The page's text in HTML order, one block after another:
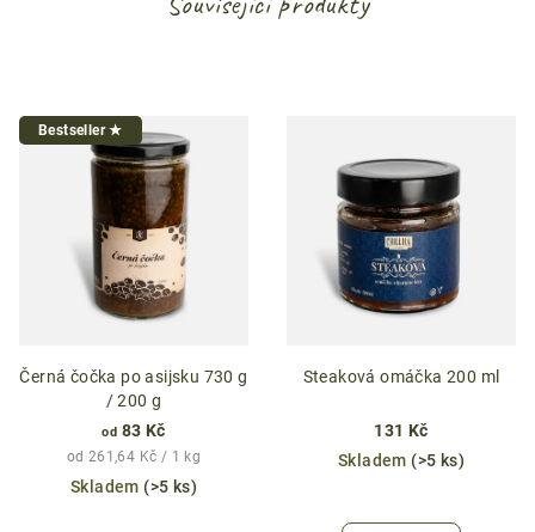
Bestseller ★
Černá čočka po asijsku 730 g
/ 200 g
od 83 Kč
Měrná
cena:
od 261,64 Kč / 1 kg
Skladem (>5 ks)
Steaková omáčka 200 ml
131 Kč
Skladem (>5 ks)